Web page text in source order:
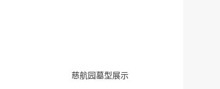
慈航园墓型展示